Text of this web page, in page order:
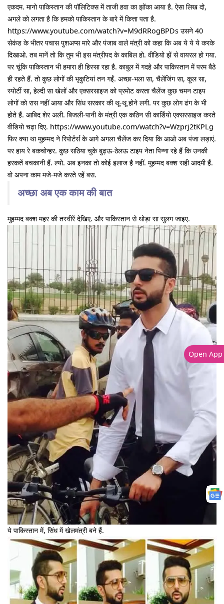
एकदम. मानो पाकिस्तान की पॉलिटिक्स में ताजी हवा का झोंका आया है. ऐसा लिख दो,
अगले को लगता है कि हमको पाकिस्तान के बारे में कित्ता पता है.
https://www.youtube.com/watch?v=M9dRRogBPDs उसने 40
सेकंड के भीतर पचास पुशअप्स मारे और पंजाब वाले मंत्री को कहा कि अब ये ये ये करके
दिखाओ. तब मानें तो कि तुम भी इस मंत्रीपद के काबिल हो. वीडियो झें से वायरल हो गया.
पर चूंकि पाकिस्तान भी हमारा ही हिस्सा रहा है. काबुल में गदहे और पाकिस्तान में परम बैठे
ही रहते हैं. तो कुछ लोगों की भृकुटियां तन गईं. अच्छा-भला सा, चैलेंजिंग सा, कूल सा,
स्पोर्टी सा, हेल्दी सा खेलों और एक्सरसाइज को प्रमोट करता चैलेंज कुछ चमन टाइप
लोगों को रास नहीं आया और सिंध सरकार की थू-थू होने लगी. पर कुछ लोग ढंग के भी
होते हैं. आबिद शेर अली. बिजली-पानी के मंत्री एक कठिन सी कार्डियो एक्सरसाइज करते
वीडियो चढ़ा दिए. https://www.youtube.com/watch?v=Wzprj2tKPLg
फिर क्या था मुहम्मद ने रिपोर्टर्स के आगे अगला चैलेंज कर दिया कि आओ अब पंजा लड़ाएं.
पर हाय रे बकचोन्हर. कुछ सठिया चुके बुढ़ऊ-ठेलऊ टाइप नेता पिन्ना रहे हैं कि उनकी
हरकतें बचकानी हैं. ल्यो. अब इनका तो कोई इलाज है नहीं. मुहम्मद बक्श सही आदमी हैं.
वो अपना काम मजे-मजे करते रहें बस.
अच्छा अब एक काम की बात
मुहम्मद बक्श महर की तस्वीरें देखिए. और पाकिस्तान से थोड़ा सा सुलग जाइए.
ये पाकिस्तान में, सिंध में खेलमंत्री बने हैं.
Open App